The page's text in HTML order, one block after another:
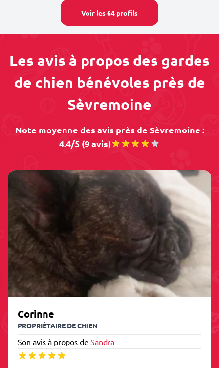
Voir les 64 profils
Les avis à propos des gardes
de chien bénévoles près de
Sèvremoine
Note moyenne des avis près de Sèvremoine :
4.4/5 (9 avis)
Corinne
PROPRIÉTAIRE DE CHIEN
Son avis à propos de Sandra